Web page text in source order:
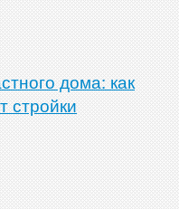
дома: как
стройки